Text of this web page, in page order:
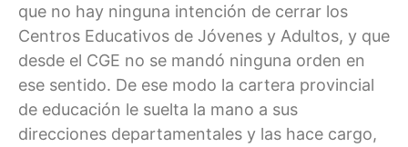
que no hay ninguna intención de cerrar los
Centros Educativos de Jóvenes y Adultos, y que
desde el CGE no se mandó ninguna orden en
ese sentido. De ese modo la cartera provincial
de educación le suelta la mano a sus
direcciones departamentales y las hace cargo,